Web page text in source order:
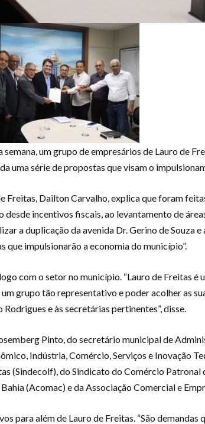
um grupo de empresários de Lauro de
uma série de propostas que visam o
Dailton Carvalho, explica que foram
incentivos fiscais, ao levantamento de
a duplicação da avenida Dr. Gerino de Souza
que impulsionarão a economia do município”.
com o setor no município. “Lauro de Freitas é
grupo tão representativo e poder acolher as
e às secretárias pertinentes”, disse.
Pinto, do secretário municipal de
Indústria, Comércio, Serviços e Inovação
(Sindecolf), do Sindicato do Comércio Patronal
(Acomac) e da Associação Comercial e
para além de Lauro de Freitas. “São